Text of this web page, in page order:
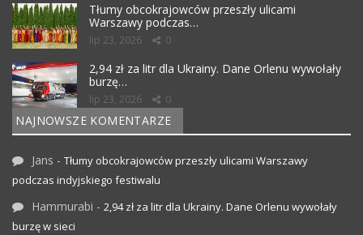
Tłumy obcokrajowców przeszły ulicami
Warszawy podczas…
lip 23, 2026 0
2,94 zł za litr dla Ukrainy. Dane Orlenu wywołały
burzę…
lip 23, 2026 0
NAJNOWSZE KOMENTARZE
Jans - Tłumy obcokrajowców przeszły ulicami Warszawy
podczas indyjskiego festiwalu
Hammurabi - 2,94 zł za litr dla Ukrainy. Dane Orlenu wywołały
burzę w sieci